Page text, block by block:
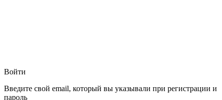
Войти
Введите свой email, который вы указывали при регистрации и
пароль